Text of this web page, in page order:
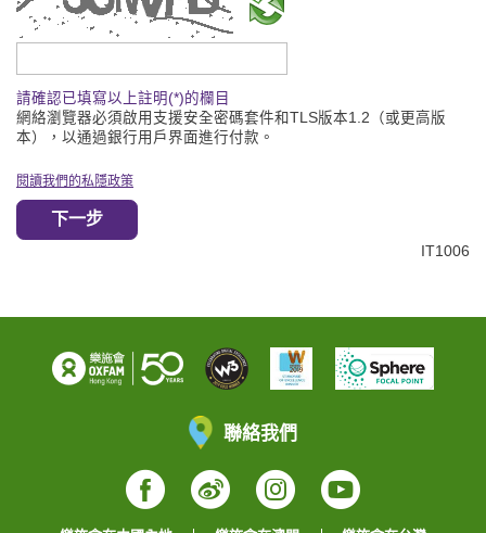
請輸入驗證碼
請確認已填寫以上註明(*)的欄目
網絡瀏覽器必須啟用支援安全密碼套件和TLS版本1.2（或更高版
本），以通過銀行用戶界面進行付款。
閱讀我們的私隱政策
下一步
IT1006
聯絡我們